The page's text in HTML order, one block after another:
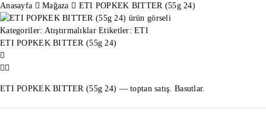
Anasayfa Mağaza ETI POPKEK BITTER (55g 24)
Kategoriler: Atıştırmalıklar Etiketler:ETI
ETI POPKEK BITTER (55g 24)
ETI POPKEK BITTER (55g 24) — toptan satış. Basutlar.